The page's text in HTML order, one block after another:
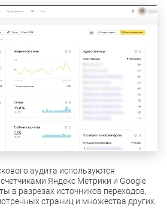
аудита используются
Яндекс Метрики и Google
в разрезах источников переходов,
страниц и множества других.